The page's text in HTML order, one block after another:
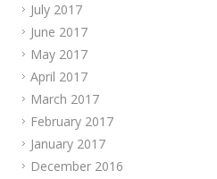
July 2017
June 2017
May 2017
April 2017
March 2017
February 2017
January 2017
December 2016